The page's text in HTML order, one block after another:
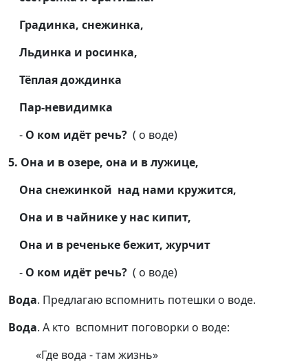
Градинка, снежинка,
Льдинка и росинка,
Тёплая дождинка
Пар-невидимка
- О ком идёт речь? ( о воде)
5. Она и в озере, она и в лужице,
Она снежинкой над нами кружится,
Она и в чайнике у нас кипит,
Она и в реченьке бежит, журчит
- О ком идёт речь? ( о воде)
Вода. Предлагаю вспомнить потешки о воде.
Вода. А кто вспомнит поговорки о воде:
«Где вода - там жизнь»